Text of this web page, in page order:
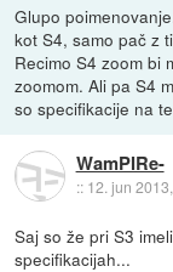
Glupo
kot S4, samo pač z
Recimo S4 zoom bi
zoomom. Ali pa S4
so specifikacije na
WamPIRe-
:: 12. jun
Saj so že pri S3
specifikacijah...